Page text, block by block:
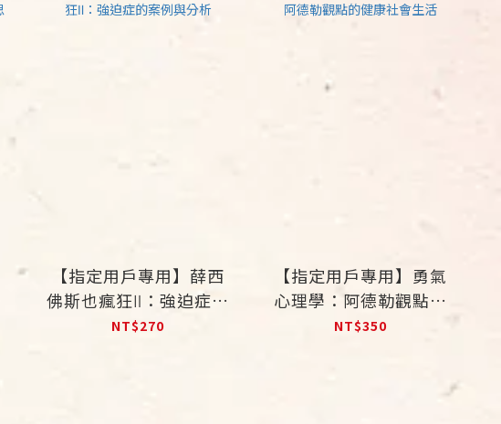
【指定用戶專用】薛西
佛斯也瘋狂Ⅱ：強迫症的
案例與分析
NT$270
【指定用戶專用】勇氣
心理學：阿德勒觀點的
健康社會生活
NT$350